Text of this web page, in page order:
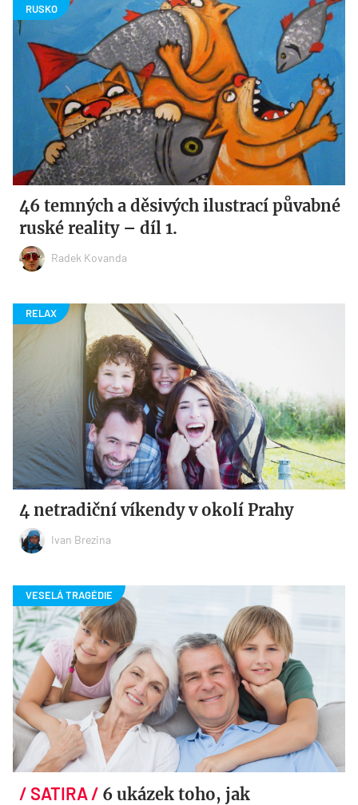
46 temných a děsivých ilustrací půvabné
ruské reality – díl 1.
Radek Kovanda
4 netradiční víkendy v okolí Prahy
Ivan Brezina
6 ukázek toho, jak